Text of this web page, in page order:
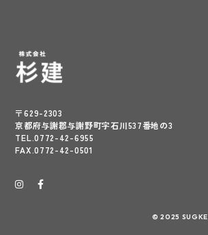
〒629-2303
京都府与謝郡与謝野町字石川537番地の3
TEL.0772-42-6955
FAX.0772-42-0501
© 2025